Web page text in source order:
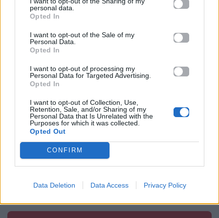
personal data.
Opted In
I want to opt-out of the Sale of my
Personal Data.
Opted In
I want to opt-out of processing my
Personal Data for Targeted Advertising.
Opted In
I want to opt-out of Collection, Use,
Retention, Sale, and/or Sharing of my
Personal Data that Is Unrelated with the
Purposes for which it was collected.
Opted Out
CONFIRM
Data Deletion Data Access Privacy Policy
Ευθύμης Ζησάκης –
Παπαλελούδη:
Όλες οι
λεπτομέρειες για
τη βάφτιση του
γιου τους
Ζενεβιέβ Μαζαρί
στο κόκκινο χαλί
Φοράει Prada 2»